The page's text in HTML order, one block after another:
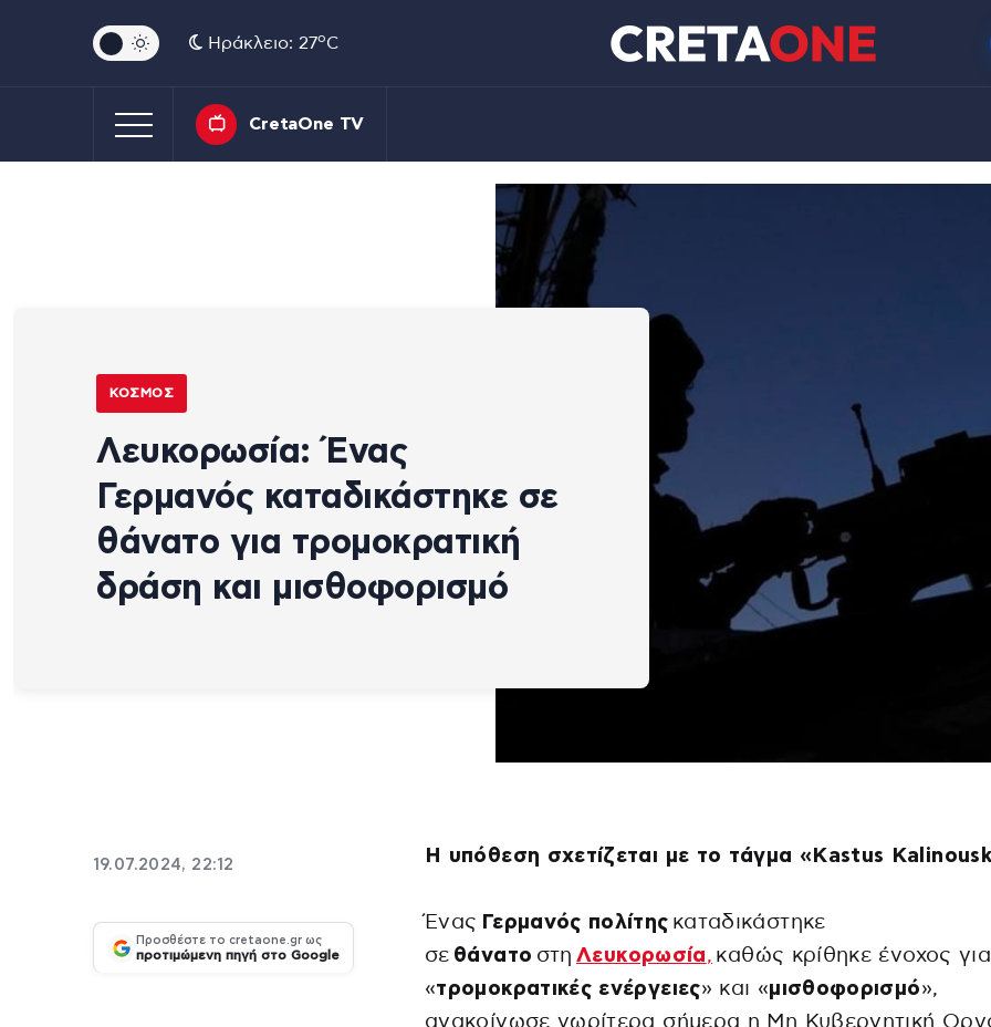
Ηράκλειο: 27oC
CretaOne TV
ΚΌΣΜΟΣ
Λευκορωσία: Ένας
Γερμανός καταδικάστηκε σε
θάνατο για τρομοκρατική
δράση και μισθοφορισμό
19.07.2024, 22:12
Προσθέστε το cretaone.gr ως
προτιμώμενη πηγή στο Google
Η υπόθεση σχετίζεται με το τάγμα «Kastus
Ένας Γερμανός πολίτης καταδικάστηκε
σε θάνατο στηΛευκορωσία, καθώς κρίθηκε ένοχος για
«τρομοκρατικές ενέργειες» και «μισθοφορισμό»,
ανακοίνωσε νωρίτερα σήμερα η Μη Κυβερνητική